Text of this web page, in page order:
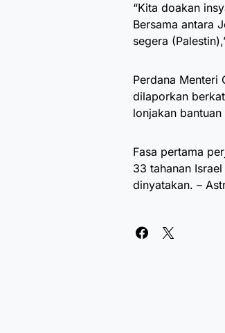
“Kita doakan
Bersama antara
segera
Perdana Menteri
dilaporkan
lonjakan
Fasa pertama
33 tahanan
dinyatakan. –